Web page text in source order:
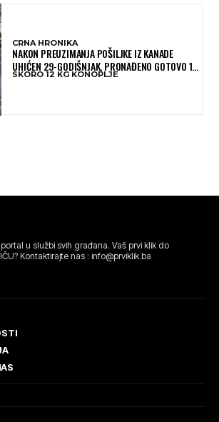
CRNA HRONIKA
NAKON PREUZIMANJA POŠILJKE IZ KANADE
UHIĆEN 29-GODIŠNJAK, PRONAĐENO GOTOVO 12
KILOGRAMA KONOPLJE
SKORO 12 KG KONOPLJE
u službi svih građana. Vaš prvi klik do
Kontaktirajte nas : info@prviklik.ba